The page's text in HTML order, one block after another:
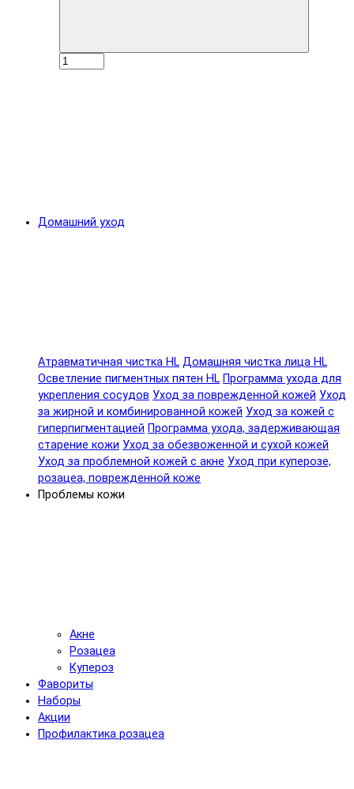
Домашний уход
Атравматичная чистка HL Домашняя чистка лица HL
Осветление пигментных пятен HL Программа ухода для
укрепления сосудов Уход за поврежденной кожей Уход
за жирной и комбинированной кожей Уход за кожей с
гиперпигментацией Программа ухода, задерживающая
старение кожи Уход за обезвоженной и сухой кожей
Уход за проблемной кожей с акне Уход при куперозе,
розацеа, поврежденной коже
Проблемы кожи
Акне
Розацеа
Купероз
Фавориты
Наборы
Акции
Профилактика розацеа